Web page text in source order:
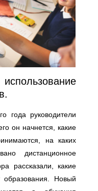
года руководители
он начнется, какие
на каких
дистанционное
рассказали, какие
Новый